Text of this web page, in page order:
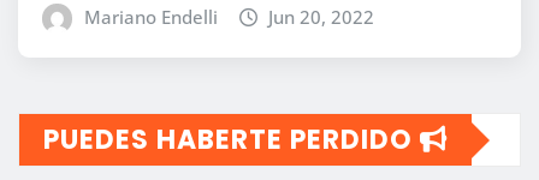
Mariano Endelli Jun 20, 2022
PUEDES HABERTE PERDIDO